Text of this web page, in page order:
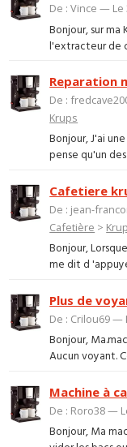
De : Vince — Le
Bonjour, sur ma
l'extracteur de
Reparation
De :
Krups
Bonjour, J'ai
pense qu'un
Cafetiere
De : jean-
Cafetière >
Bonjour,
me dit d
Plus de
De : Crilou69 —
Bonjour,
Aucun voyant.
Machine à
De : Roro38 —
Bonjour, Ma